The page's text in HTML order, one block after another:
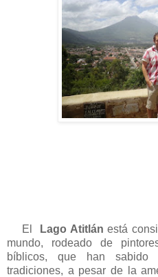
El Lago Atitlán está
mundo, rodeado de
bíblicos, que han sabido
tradiciones, a pesar de la